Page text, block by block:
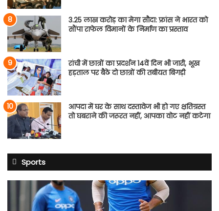
3.25 लाख करोड़ का मेगा सौदा: फ्रांस ने भारत को
सौंपा राफेल विमानों के निर्माण का प्रस्ताव
रांची में छात्रों का प्रदर्शन 14वें दिन भी जारी, भूख
हड़ताल पर बैठे दो छात्रों की तबीयत बिगड़ी
आपदा में घर के साथ दस्तावेज भी हो गए क्षतिग्रस्त
तो घबराने की जरूरत नहीं, आपका वोट नहीं कटेगा
Sports